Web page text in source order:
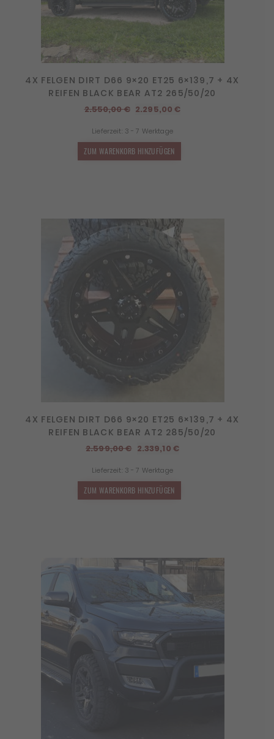
4X FELGEN DIRT D66 9×20 ET25 6×139,7 + 4X
REIFEN BLACK BEAR AT2 265/50/20
2.550,00€ Ursprünglicher
war:
2.550,00 €
2.295,00€Aktueller
Lieferzeit: 3 - 7 Werktage
ZUM WARENKORB HINZUFÜGEN
4X FELGEN DIRT D66 9×20 ET25 6×139,7 + 4X
REIFEN BLACK BEAR AT2 285/50/20
2.599,00€ Ursprünglicher
war:
2.599,00 €
2.339,10 €Aktueller
Lieferzeit: 3 - 7 Werktage
ZUM WARENKORB HINZUFÜGEN